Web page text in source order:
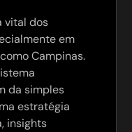
vital dos
em
Campinas.
da simples
estratégia
insights